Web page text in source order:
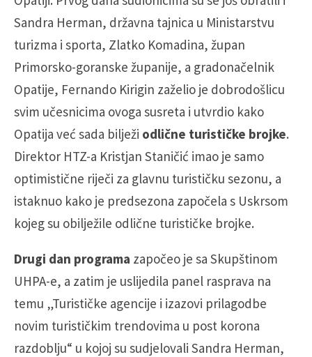
Sandra Herman, državna tajnica u Ministarstvu
turizma i sporta, Zlatko Komadina, župan
Primorsko-goranske županije, a gradonačelnik
Opatije, Fernando Kirigin zaželio je dobrodošlicu
svim učesnicima ovoga susreta i utvrdio kako
Opatija već sada bilježi odlične turističke brojke.
Direktor HTZ-a Kristjan Staničić imao je samo
optimistične riječi za glavnu turističku sezonu, a
istaknuo kako je predsezona započela s Uskrsom
kojeg su obilježile odlične turističke brojke.
Drugi dan programa započeo je sa Skupštinom
UHPA-e, a zatim je uslijedila panel rasprava na
temu „Turističke agencije i izazovi prilagodbe
novim turističkim trendovima u post korona
razdoblju“ u kojoj su sudjelovali Sandra Herman,